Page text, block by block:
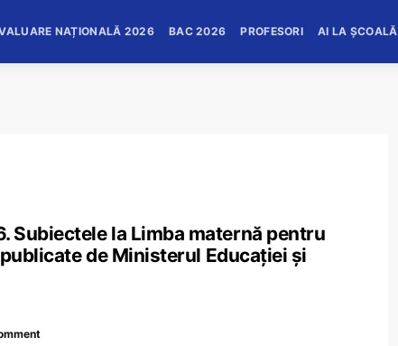
NAȚIONALĂ 2026 BAC 2026 PROFESORI AI LA ȘCOALĂ
Subiectele la Limba maternă pentru
de Ministerul Educației și